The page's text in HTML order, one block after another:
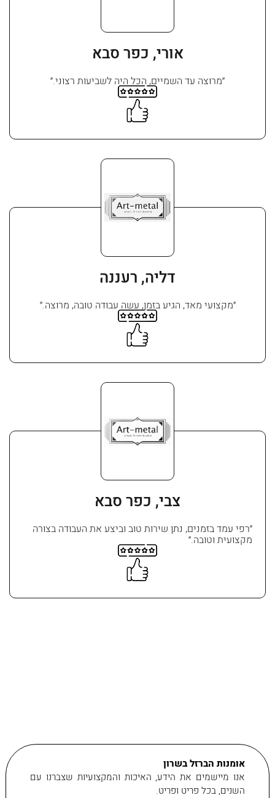
אורי, כפר סבא
״מרוצה עד השמיים, הכל היה לשביעות רצוני.״
דליה, רעננה
״מקצועי מאד, הגיע בזמן, עשה עבודה טובה, מרוצה.״
צבי, כפר סבא
״רפי עמד בזמנים, נתן שירות טוב וביצע את העבודה בצורה
מקצועית וטובה.״
אומנות הברזל בשרון
אנו מיישמים את הידע, האיכות והמקצועיות שצברנו עם
השנים, בכל פריט ופריט.